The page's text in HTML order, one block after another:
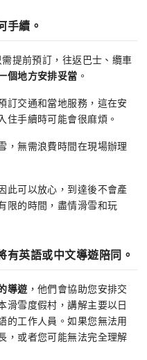
手續。
提前預訂，往返巴士、纜車
個地方安排妥當 。
訂交通和當地服務，這在安
住手續時可能會很麻煩。
，無需浪費時間在現場辦理
此可以放心，到達後不會產
限的時間，盡情滑雪和玩
英語或中文導遊陪同。
導遊 ，他們會協助您安排交
滑雪度假村，講解主要以日
的工作人員。如果您無法用
，或者您可能無法完全理解